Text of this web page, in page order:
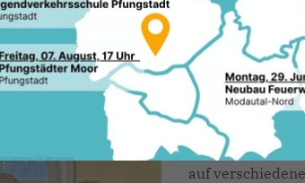
wurde unserem
überraschend auf
Ehrenbrief des Landes
Der 65-jährige
1977 für die
auf